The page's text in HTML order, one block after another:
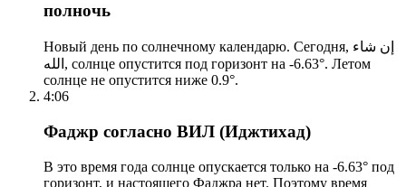
полночь
Новый день по солнечному календарю. Сегодня, إن شاء
الله, солнце опустится под горизонт на -6.63°. Летом
солнце не опустится ниже 0.9°.
4:06
Фаджр согласно ВИЛ (Иджтихад)
В это время года солнце опускается только на -6.63° под
горизонт, и настоящего Фаджра нет. Поэтому время